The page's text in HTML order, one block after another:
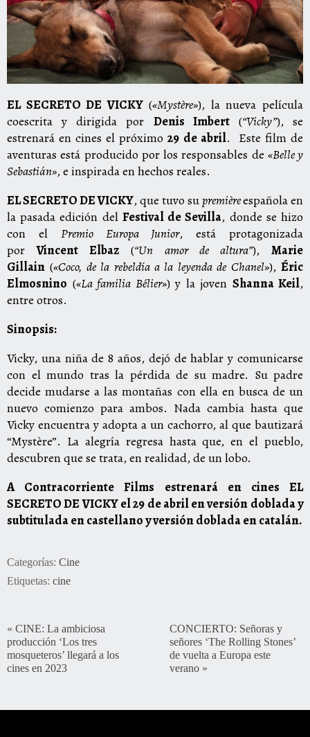
EL SECRETO DE VICKY(«Mystère»), la nueva película
coescrita y dirigida por Denis Imbert(“Vicky”), se
estrenará en cines el próximo29 de abril. Este film de
aventuras está producido por los responsables de «Belle y
Sebastián», e inspirada en hechos reales.
EL SECRETO DE VICKY, que tuvo supremièreespañola en
la pasada edición del Festival de Sevilla, donde se hizo
con el Premio Europa Junior, está protagonizada
porVincent Elbaz (“Un amor de altura”),Marie
Gillain («Coco, de la rebeldía a la leyenda de Chanel»),Éric
Elmosnino («La familia Bélier») y la joven Shanna Keil,
entre otros.
Sinopsis:
Vicky, una niña de 8 años, dejó de hablar y comunicarse
con el mundo tras la pérdida de su madre. Su padre
decide mudarse a las montañas con ella en busca de un
nuevo comienzo para ambos. Nada cambia hasta que
Vicky encuentra y adopta a un cachorro, al que bautizará
“Mystère”. La alegría regresa hasta que, en el pueblo,
descubren que se trata, en realidad, de un lobo.
A Contracorriente Films estrenará en cines EL
SECRETO DE VICKY el 29 de abrilen versión doblada y
subtitulada en castellanoy versión doblada en catalán.
Categorías: Cine
Etiquetas: cine
« CINE: La ambiciosa
producción ‘Los tres
mosqueteros’ llegará a los
cines en 2023
CONCIERTO: Señoras y
señores ‘The Rolling Stones’
de vuelta a Europa este
verano »